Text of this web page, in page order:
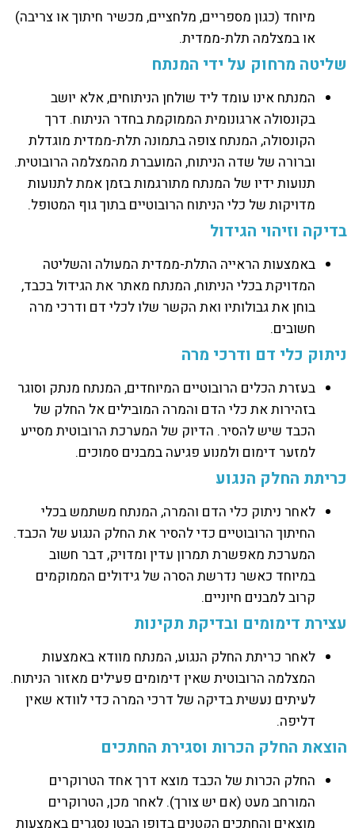
מיוחד (כגון מספריים, מלחציים, מכשיר חיתוך או צריבה)
או במצלמה תלת-ממדית.
שליטה מרחוק על ידי המנתח
המנתח אינו עומד ליד שולחן הניתוחים, אלא יושב
בקונסולה ארגונומית הממוקמת בחדר הניתוח. דרך
הקונסולה, המנתח צופה בתמונה תלת-ממדית מוגדלת
וברורה של שדה הניתוח, המועברת מהמצלמה הרובוטית.
תנועות ידיו של המנתח מתורגמות בזמן אמת לתנועות
מדויקות של כלי הניתוח הרובוטיים בתוך גוף המטופל.
בדיקה וזיהוי הגידול
באמצעות הראייה התלת-ממדית המעולה והשליטה
המדויקת בכלי הניתוח, המנתח מאתר את הגידול בכבד,
בוחן את גבולותיו ואת הקשר שלו לכלי דם ודרכי מרה
חשובים.
ניתוק כלי דם ודרכי מרה
בעזרת הכלים הרובוטיים המיוחדים, המנתח מנתק וסוגר
בזהירות את כלי הדם והמרה המובילים אל החלק של
הכבד שיש להסיר. הדיוק של המערכת הרובוטית מסייע
למזער דימום ולמנוע פגיעה במבנים סמוכים.
כריתת החלק הנגוע
לאחר ניתוק כלי הדם והמרה, המנתח משתמש בכלי
החיתוך הרובוטיים כדי להסיר את החלק הנגוע של הכבד.
המערכת מאפשרת תמרון עדין ומדויק, דבר חשוב
במיוחד כאשר נדרשת הסרה של גידולים הממוקמים
קרוב למבנים חיוניים.
עצירת דימומים ובדיקת תקינות
לאחר כריתת החלק הנגוע, המנתח מוודא באמצעות
המצלמה הרובוטית שאין דימומים פעילים מאזור הניתוח.
לעיתים נעשית בדיקה של דרכי המרה כדי לוודא שאין
דליפה.
הוצאת החלק הכרות וסגירת החתכים
החלק הכרות של הכבד מוצא דרך אחד הטרוקרים
המורחב מעט (אם יש צורך). לאחר מכן, הטרוקרים
מוצאים והחתכים הקטנים בדופן הבטן נסגרים באמצעות